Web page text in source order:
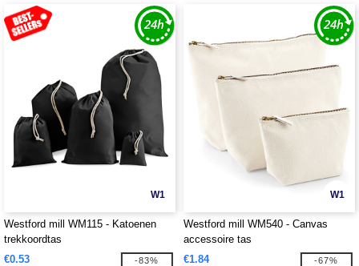
W1
Westford mill WM115 - Katoenen
trekkoordtas
€0.53
-83%
W1
Westford mill WM540 - Canvas
accessoire tas
€1.84
-67%